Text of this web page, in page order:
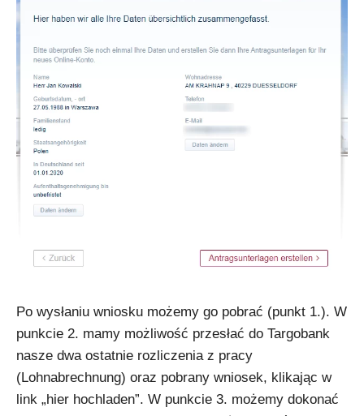
Po wysłaniu wniosku możemy go pobrać (punkt 1.). W
punkcie 2. mamy możliwość przesłać do Targobank
nasze dwa ostatnie rozliczenia z pracy
(Lohnabrechnung) oraz pobrany wniosek, klikając w
link „hier hochladen”. W punkcie 3. możemy dokonać